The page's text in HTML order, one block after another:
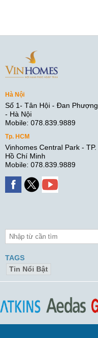
Hà Nội
Số 1- Tân Hội - Đan Phượng
- Hà Nội
Mobile: 078.839.9889
Tp. HCM
Vinhomes Central Park - TP.
Hồ Chí Minh
Mobile: 078.839.9889
TAGS
Tin Nổi Bật